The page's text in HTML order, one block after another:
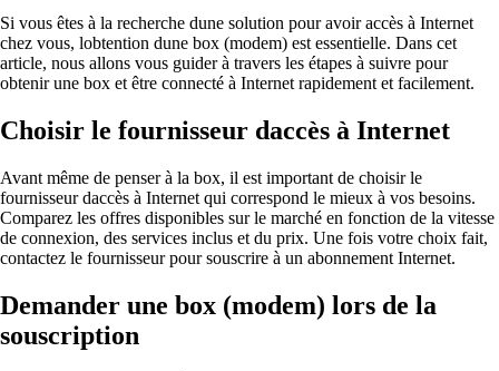
Si vous êtes à la recherche dune solution pour avoir accès à Internet
chez vous, lobtention dune box (modem) est essentielle. Dans cet
article, nous allons vous guider à travers les étapes à suivre pour
obtenir une box et être connecté à Internet rapidement et facilement.
Choisir le fournisseur daccès à Internet
Avant même de penser à la box, il est important de choisir le
fournisseur daccès à Internet qui correspond le mieux à vos besoins.
Comparez les offres disponibles sur le marché en fonction de la vitesse
de connexion, des services inclus et du prix. Une fois votre choix fait,
contactez le fournisseur pour souscrire à un abonnement Internet.
Demander une box (modem) lors de la
souscription